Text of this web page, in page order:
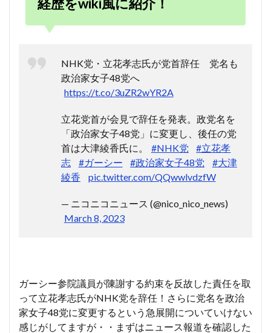
経歴をwiki風に紹介！
NHK党・立花孝志氏が党首辞任 党名も
政治家女子48党へ
https://t.co/3uZR2wYR2A
立花党首が会見で辞任を発表。政党名を
「政治家女子48党」に変更し、後任の党
首は大津綾香氏に。
#NHK党
#立花孝
志
#ガーシー #政治家女子48党
#大津
綾香
pic.twitter.com/QQwwlvdzfW
— ニコニコニュース (@nico_nico_news)
March 8, 2023
ガーシー参院議員が陳謝する約束を反故した責任を取
って立花孝志氏がNHK党を辞任！さらに党名を政治
家女子48党に変更するという急展開についていけない
感じがしてますが・・まずはニュース報道を確認した